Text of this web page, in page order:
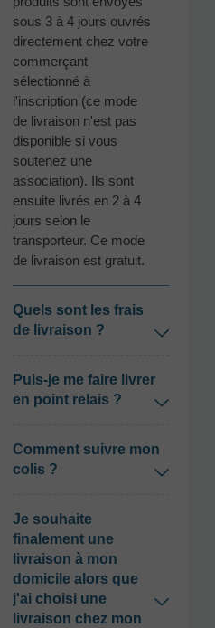
sous 3 à 4 jours ouvrés
directement chez votre
commerçant
sélectionné à
l'inscription (ce mode
de livraison n'est pas
disponible si vous
soutenez une
association). Ils sont
ensuite livrés en 2 à 4
jours selon le
transporteur. Ce mode
de livraison est gratuit.
Quels sont les frais
de livraison ?
Puis-je me faire livrer
en point relais ?
Comment suivre mon
colis ?
Je souhaite
finalement une
livraison à mon
domicile alors que
j'ai choisi une
livraison chez mon